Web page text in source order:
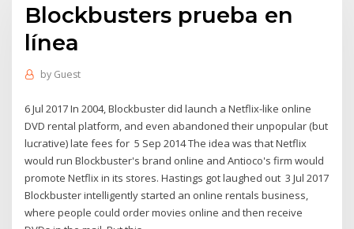
Blockbusters prueba en
línea
by Guest
6 Jul 2017 In 2004, Blockbuster did launch a Netflix-like online
DVD rental platform, and even abandoned their unpopular (but
lucrative) late fees for 5 Sep 2014 The idea was that Netflix
would run Blockbuster's brand online and Antioco's firm would
promote Netflix in its stores. Hastings got laughed out 3 Jul 2017
Blockbuster intelligently started an online rentals business,
where people could order movies online and then receive